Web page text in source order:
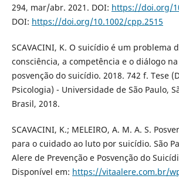
294, mar/abr. 2021. DOI: https://doi.org/
DOI: https://doi.org/10.1002/cpp.2515
SCAVACINI, K. O suicídio é um problema
consciência, a competência e o diálogo
posvenção do suicídio. 2018. 742 f. Tese
Psicologia) - Universidade de São Paulo,
Brasil, 2018.
SCAVACINI, K.; MELEIRO, A. M. A. S.
para o cuidado ao luto por suicídio. São
Alere de Prevenção e Posvenção do
Disponível em: https://vitaalere.com.br/